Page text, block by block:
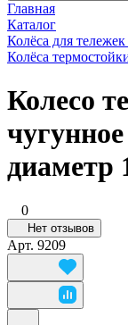
Главная
Каталог
Колёса для тележек
Колёса
Колесо
диаметр
0
Нет отзывов
Арт. 9209